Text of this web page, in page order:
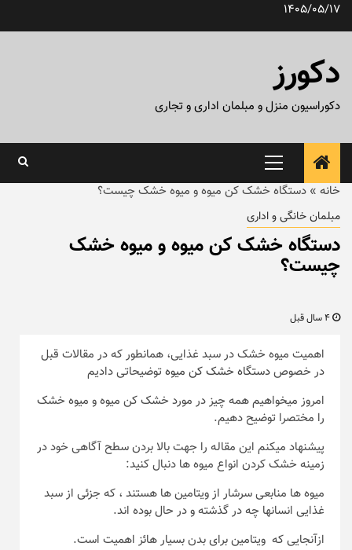
پرش1405/05/17
دکورز
دکوراسیون منزل و مبلمان اداری و تجاری
منوی
اصلی
خانه » دستگاه خشک کن میوه و میوه خشک چیست؟
مبلمان خانگی و اداری
دستگاه خشک کن میوه و میوه خشک
چیست؟
اهمیت میوه خشک در سبد غذایی، همانطور که در مقالات قبل
در خصوصدستگاه خشک کن میوهتوضیحاتی دادیم
امروز میخواهیم همه چیز در مورد خشک کن میوه و میوه خشک
را مختصرا توضیح دهیم.
پیشنهاد میکنم این مقاله را جهت بالا بردن سطح آگاهی خود در
زمینه خشک کردن انواع میوه ها دنبال کنید:
میوه ها منابعی سرشار از ویتامین ها هستند ، که جزئی از سبد
غذایی انسانها چه در گذشته و در حال بوده اند.
ازآنجایی که ویتامین برای بدن بسیار هائز اهمیت است.